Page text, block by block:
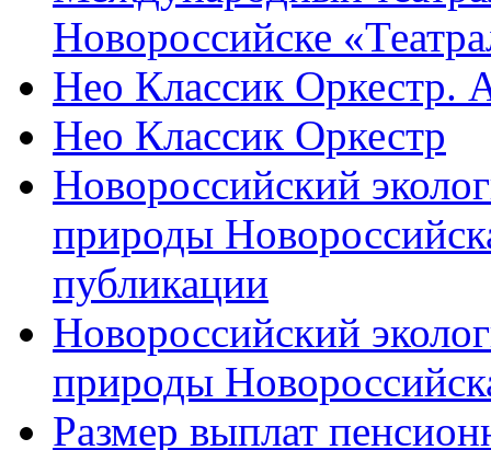
Новороссийске
Нео Классик Оркестр.
Нео Классик Оркестр
Новороссийский
природы
публикации
Новороссийский
природы
Размер выплат